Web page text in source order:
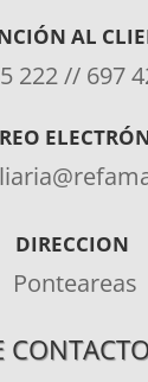
AL
222 // 697
DIRECCION
Ponteareas